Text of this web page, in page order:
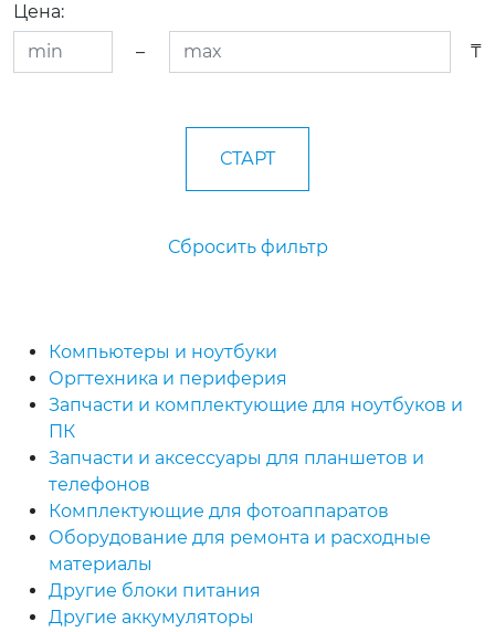
Цена:
–
₸
Сбросить фильтр
Компьютеры и ноутбуки
Оргтехника и периферия
Запчасти и комплектующие для ноутбуков и
ПК
Запчасти и аксессуары для планшетов и
телефонов
Комплектующие для фотоаппаратов
Оборудование для ремонта и расходные
материалы
Другие блоки питания
Другие аккумуляторы